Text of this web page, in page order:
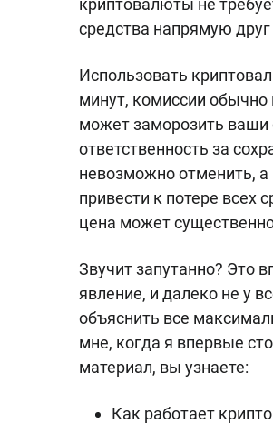
криптовалюты не
средства напрямую друг
Использовать
минут, комиссии
может заморозить ваши
ответственность за
невозможно отменить,
привести к потере всех
цена может
Звучит запутанно? Это
явление, и далеко не у
объяснить все
мне, когда я впервые
материал, вы узнаете:
Как работает